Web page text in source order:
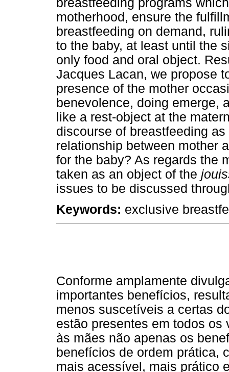
motherhood, ensure the
breastfeeding on demand,
to the baby, at least until the
only food and oral object.
Jacques Lacan, we propose
presence of the mother
benevolence, doing emerge,
like a rest-object at the
discourse of breastfeeding
relationship between mother
for the baby? As regards the
taken as an object of the
issues to be discussed
Keywords: exclusive
Conforme amplamente
importantes benefícios,
menos suscetíveis a certas
estão presentes em todos
às mães não apenas os
benefícios de ordem prática,
mais acessível, mais prático